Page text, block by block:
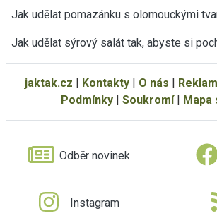
Jak udělat pomazánku s olomouckými
Jak udělat sýrový salát tak, abyste si
jaktak.cz Kontakty| O nás
Podmínky| Soukromí|
Odběr novinek
Instagram